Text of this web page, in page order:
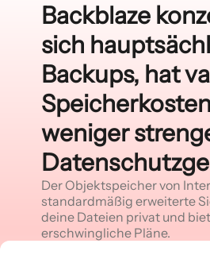
Backblaze
sich
Backups, hat
weniger
Der Objektspeicher von
standardmäßig erweiterte
deine Dateien privat und
erschwingliche Pläne.